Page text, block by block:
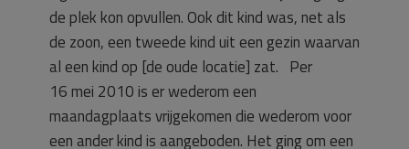
de plek kon opvullen. Ook dit kind was, net als
de zoon, een tweede kind uit een gezin waarvan
al een kind op [de oude locatie] zat. Per
16 mei 2010 is er wederom een
maandagplaats vrijgekomen die wederom voor
een ander kind is aangeboden. Het ging om een